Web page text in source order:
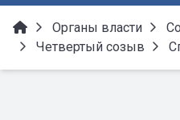
Органы власти
Четвертый созыв